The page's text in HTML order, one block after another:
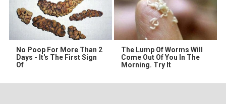
No Poop For More Than 2
Days - It's The First Sign
Of
The Lump Of Worms Will
Come Out Of You In The
Morning. Try It